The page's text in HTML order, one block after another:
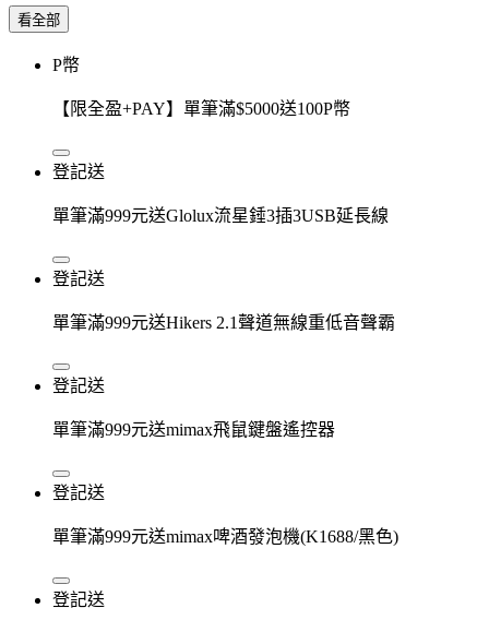
看全部
P幣
【限全盈+PAY】單筆滿$5000送100P幣
登記送
單筆滿999元送Glolux流星錘3插3USB延長線
登記送
單筆滿999元送Hikers 2.1聲道無線重低音聲霸
登記送
單筆滿999元送mimax飛鼠鍵盤遙控器
登記送
單筆滿999元送mimax啤酒發泡機(K1688/黑色)
登記送